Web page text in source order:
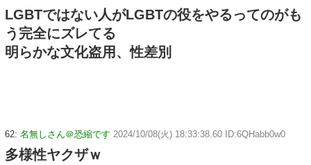
LGBTではない人がLGBTの役をやるってのがも
う完全にズレてる
明らかな文化盗用、性差別
62: 名無しさん＠恐縮です 2024/10/08(火) 18:33:38.60 ID:6QHabb0w0
多様性ヤクザｗ